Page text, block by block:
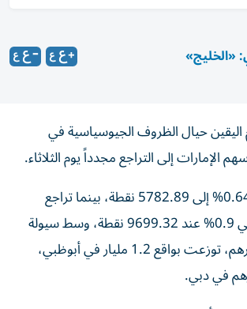
«الخليج»
حيال الظروف الجيوسياسية في
الإمارات إلى التراجع مجدداً يوم الثلاثاء.
وهبط سوق دبي 0.64% إلى 5782.89 نقطة، بينما تراجع
مؤشر سوق أبوظبي 0.9% عند 9699.32 نقطة، وسط سيولة
إجمالية بملياري درهم، توزعت بواقع 1.2 مليار في أبوظبي،